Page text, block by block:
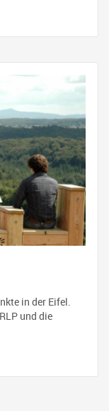
in der Eifel.
und die